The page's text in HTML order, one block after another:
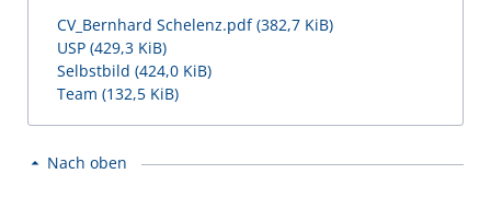
CV_Bernhard Schelenz.pdf(382,7 KiB)
USP(429,3 KiB)
Selbstbild(424,0 KiB)
Team(132,5 KiB)
Nach oben